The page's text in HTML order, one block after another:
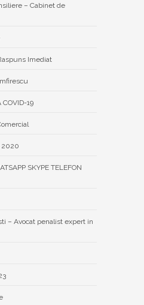
– Cabinet de
Imediat
COVID-19
2020
SKYPE TELEFON
– Avocat penalist expert in